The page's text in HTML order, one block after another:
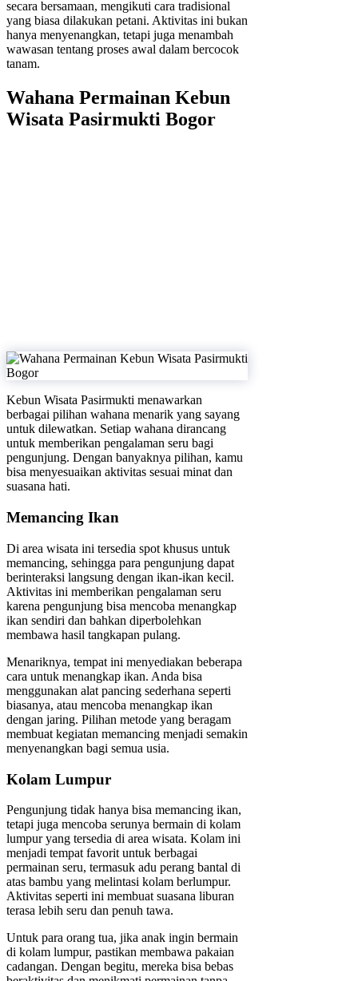
secara bersamaan, mengikuti cara tradisional
yang biasa dilakukan petani. Aktivitas ini bukan
hanya menyenangkan, tetapi juga menambah
wawasan tentang proses awal dalam bercocok
tanam.
Wahana Permainan Kebun
Wisata Pasirmukti Bogor
Kebun Wisata Pasirmukti menawarkan
berbagai pilihan wahana menarik yang sayang
untuk dilewatkan. Setiap wahana dirancang
untuk memberikan pengalaman seru bagi
pengunjung. Dengan banyaknya pilihan, kamu
bisa menyesuaikan aktivitas sesuai minat dan
suasana hati.
Memancing Ikan
Di area wisata ini tersedia spot khusus untuk
memancing, sehingga para pengunjung dapat
berinteraksi langsung dengan ikan-ikan kecil.
Aktivitas ini memberikan pengalaman seru
karena pengunjung bisa mencoba menangkap
ikan sendiri dan bahkan diperbolehkan
membawa hasil tangkapan pulang.
Menariknya, tempat ini menyediakan beberapa
cara untuk menangkap ikan. Anda bisa
menggunakan alat pancing sederhana seperti
biasanya, atau mencoba menangkap ikan
dengan jaring. Pilihan metode yang beragam
membuat kegiatan memancing menjadi semakin
menyenangkan bagi semua usia.
Kolam Lumpur
Pengunjung tidak hanya bisa memancing ikan,
tetapi juga mencoba serunya bermain di kolam
lumpur yang tersedia di area wisata. Kolam ini
menjadi tempat favorit untuk berbagai
permainan seru, termasuk adu perang bantal di
atas bambu yang melintasi kolam berlumpur.
Aktivitas seperti ini membuat suasana liburan
terasa lebih seru dan penuh tawa.
Untuk para orang tua, jika anak ingin bermain
di kolam lumpur, pastikan membawa pakaian
cadangan. Dengan begitu, mereka bisa bebas